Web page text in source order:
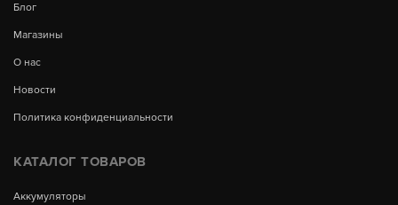
Блог
Магазины
О нас
Новости
Политика конфиденциальности
КАТАЛОГ ТОВАРОВ
Аккумуляторы